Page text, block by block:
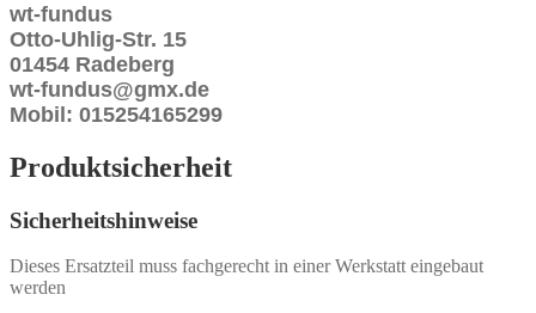
wt-fundus
Otto-Uhlig-Str. 15
01454 Radeberg
wt-fundus@gmx.de
Mobil: 015254165299
Produktsicherheit
Sicherheitshinweise
Dieses Ersatzteil muss fachgerecht in einer Werkstatt eingebaut
werden